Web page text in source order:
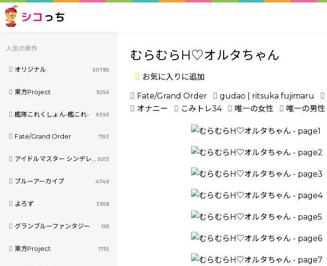
シコ っち
人気の原作
オリジナル 50785
東方Project 11256
艦隊これくしょん-艦これ- 9393
Fate/Grand Order 7153
アイドルマスター シンデレラガールズ 5013
ブルーアーカイブ 4749
よろず 3958
グランブルーファンタジー 1911
東方Project 1755
むらむらH♡オルタちゃん
お気に入りに追加
Fate/Grand Order gudao | ritsuka fujimaru
オナニー
こみトレ34 唯一の女性 唯一の男性